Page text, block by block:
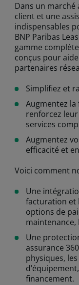
Dans un marché
client et une
indispensables
BNP Paribas
gamme
conçus pour
partenaires
Simplifiez et
Augmentez la
renforcez
services
Augmentez
efficacité et
Voici comment
Une
facturation et
options de
maintenance,
Une
assurance
physiques,
financement.